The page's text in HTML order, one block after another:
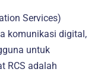
Services)
komunikasi digital,
untuk
RCS adalah